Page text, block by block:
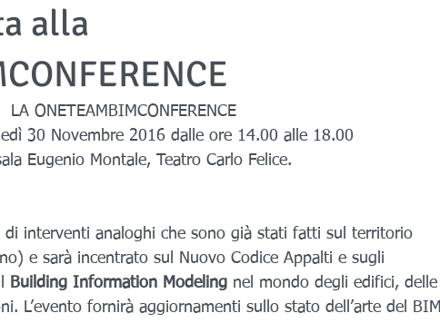
Stampa 3D Scansioni 3D Belle Arti
alla
LA ONETEAMBIMCONFERENCE
30 Novembre 2016 dalle ore 14.00 alle 18.00
Eugenio Montale, Teatro Carlo Felice.
e sarà incentrato sul Nuovo Codice Appalti e sugli
Building Information Modeling nel mondo degli edifici, delle
L’evento fornirà aggiornamenti sullo stato dell’arte del BIM